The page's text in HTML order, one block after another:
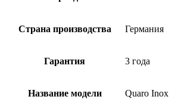
Страна производства Германия
Гарантия 3 года
Название модели Quaro Inox